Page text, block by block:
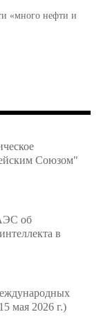
«много нефти и
Союзом"
об
в
мая 2026 г.)